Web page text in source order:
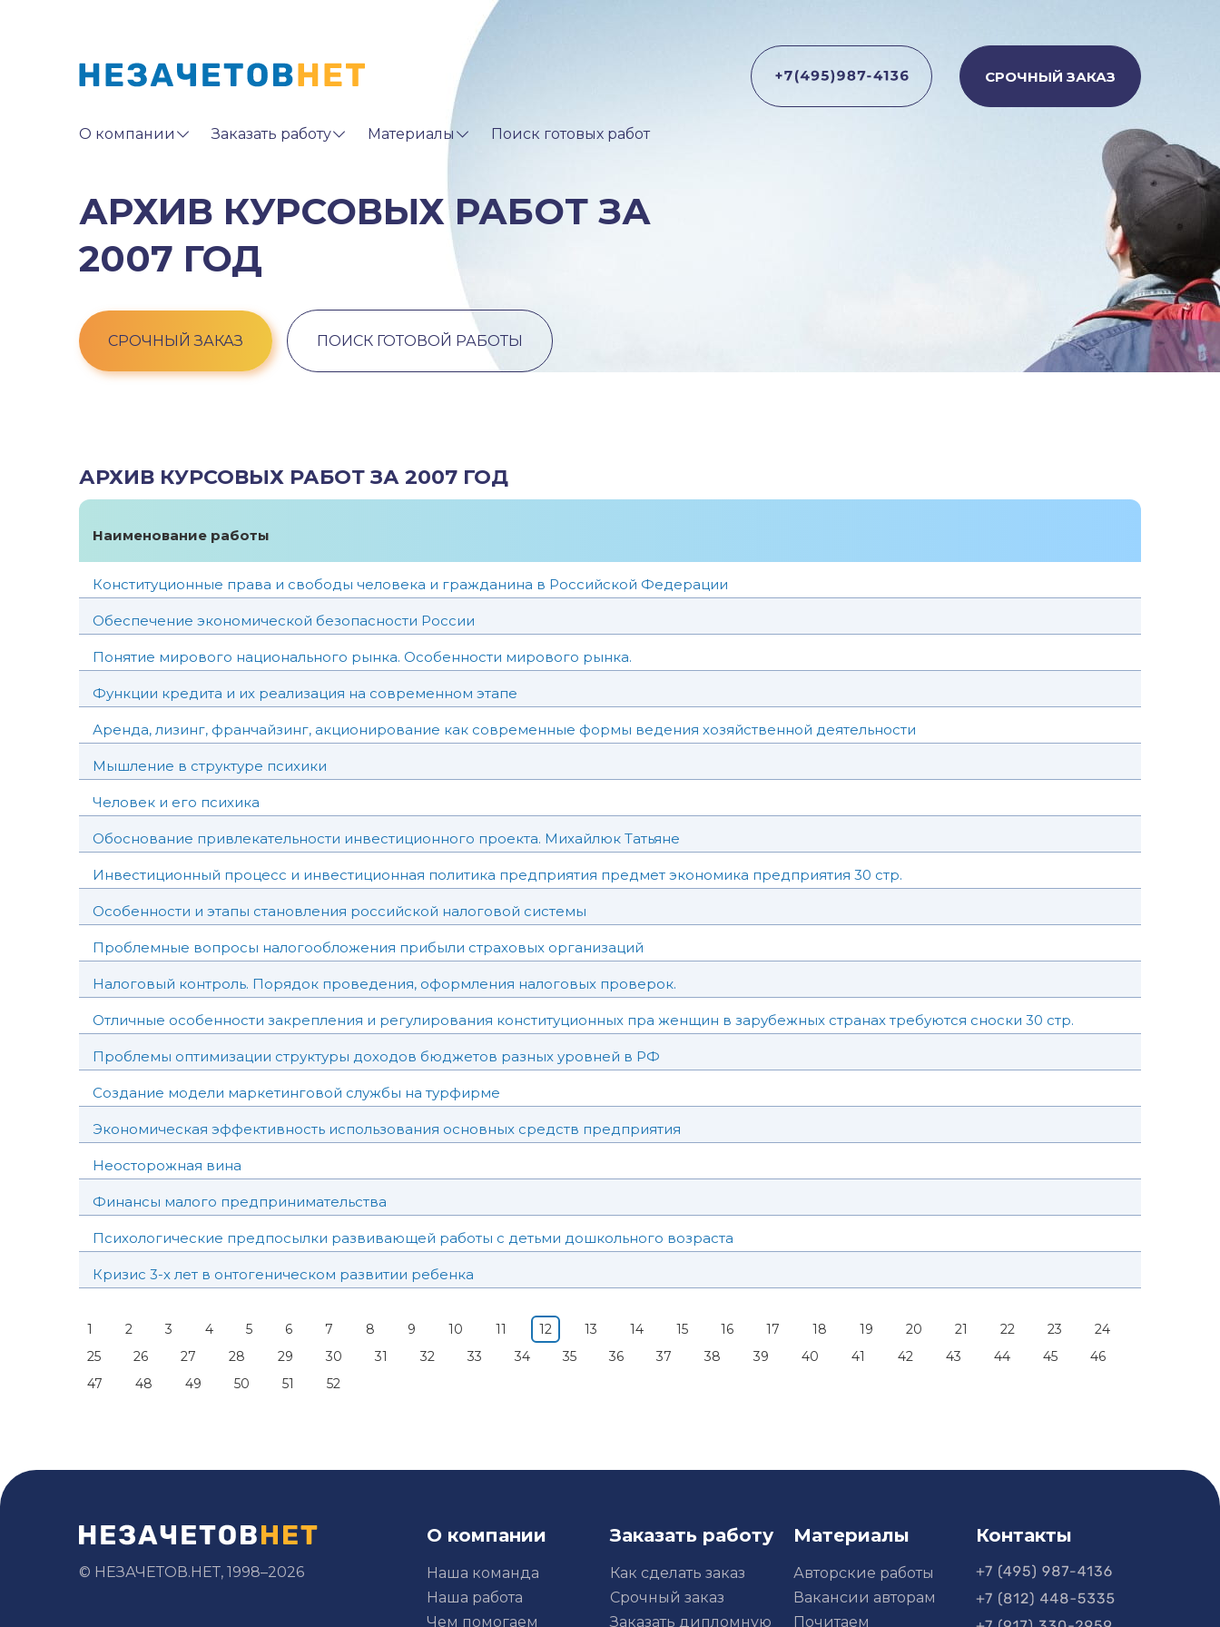
СРОЧНЫЙ ЗАКАЗ
О компании Заказать работу Материалы Поиск готовых работ
АРХИВ КУРСОВЫХ РАБОТ ЗА
2007 ГОД
СРОЧНЫЙ ЗАКАЗ ПОИСК ГОТОВОЙ РАБОТЫ
АРХИВ КУРСОВЫХ РАБОТ ЗА 2007 ГОД
Наименование работы
Конституционные права и свободы человека и гражданина в Российской Федерации
Обеспечение экономической безопасности России
Понятие мирового национального рынка. Особенности мирового рынка.
Функции кредита и их реализация на современном этапе
Аренда, лизинг, франчайзинг, акционирование как современные формы ведения хозяйственной деятельности
Мышление в структуре психики
Человек и его психика
Обоснование привлекательности инвестиционного проекта. Михайлюк Татьяне
Инвестиционный процесс и инвестиционная политика предприятия предмет экономика предприятия 30 стр.
Особенности и этапы становления российской налоговой системы
Проблемные вопросы налогообложения прибыли страховых организаций
Налоговый контроль. Порядок проведения, оформления налоговых проверок.
Отличные особенности закрепления и регулирования конституционных пра женщин в зарубежных странах требуются сноски 30 стр.
Проблемы оптимизации структуры доходов бюджетов разных уровней в РФ
Создание модели маркетинговой службы на турфирме
Экономическая эффективность использования основных средств предприятия
Неосторожная вина
Финансы малого предпринимательства
Психологические предпосылки развивающей работы с детьми дошкольного возраста
Кризис 3-х лет в онтогеническом развитии ребенка
1 2 3 4 5 6 7 8 9 10 11 12 13 14 15 16 17 18 19 20 21 22 23
24
25
26 27 28 29 30 31 32 33 34 35 36 37 38 39 40 41 42 43 44 45
46
47
48 49 50 51 52
© НЕЗАЧЕТОВ.НЕТ, 1998–2026
О компании
Наша команда
Наша работа
Чем помогаем
Заказать работу
Как сделать заказ
Срочный заказ
Заказать дипломную
Материалы
Авторские работы
Вакансии авторам
Почитаем
Контакты